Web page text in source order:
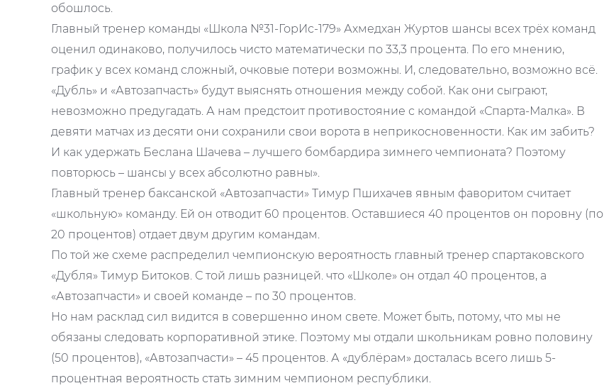
обошлось.
Главный тренер команды «Школа №31-ГорИс-179» Ахмедхан Журтов шансы всех трёх команд
оценил одинаково, получилось чисто математически по 33,3 процента. По его мнению,
график у всех команд сложный, очковые потери возможны. И, следовательно, возможно всё.
«Дубль» и «Автозапчасть» будут выяснять отношения между собой. Как они сыграют,
невозможно предугадать. А нам предстоит противостояние с командой «Спарта-Малка». В
девяти матчах из десяти они сохранили свои ворота в неприкосновенности. Как им забить?
И как удержать Беслана Шачева – лучшего бомбардира зимнего чемпионата? Поэтому
повторюсь – шансы у всех абсолютно равны».
Главный тренер баксанской «Автозапчасти» Тимур Пшихачев явным фаворитом считает
«школьную» команду. Ей он отводит 60 процентов. Оставшиеся 40 процентов он поровну (по
20 процентов) отдает двум другим командам.
По той же схеме распределил чемпионскую вероятность главный тренер спартаковского
«Дубля» Тимур Битоков. С той лишь разницей. что «Школе» он отдал 40 процентов, а
«Автозапчасти» и своей команде – по 30 процентов.
Но нам расклад сил видится в совершенно ином свете. Может быть, потому, что мы не
обязаны следовать корпоративной этике. Поэтому мы отдали школьникам ровно половину
(50 процентов), «Автозапчасти» – 45 процентов. А «дублёрам» досталась всего лишь 5-
процентная вероятность стать зимним чемпионом республики.